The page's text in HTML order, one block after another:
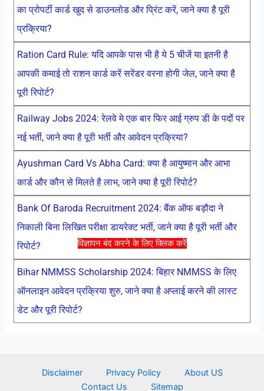
विज्ञापन बंद करने के लिए क्लिक करें
का प्रोपर्टी कार्ड खुद से डाउनलोड और प्रिंट करें, जाने क्या है पूरी
प्रक्रिया?
Ration Card Rule: यदि आपके पास भी है ये 5 चीजें या इतनी है
आपकी कमाई तो राशन कार्ड करें सरेंडर वरना होगी जेल, जाने क्या है
पूरी रिपोर्ट?
Railway Jobs 2024: रेलवे मे एक बार फिर आई ग्रुप डी के पदों पर
नई भर्ती, जाने क्या है पूरी भर्ती और आवेदन प्रक्रिया?
Ayushman Card Vs Abha Card: क्या है आयुष्मान और आभा
कार्ड और कौन से मिलते है लाभ, जाने क्या है पूरी रिपोर्ट?
Bank Of Baroda Recruitment 2024: बैंक ऑफ बड़ौदा ने
निकाली बिना लिखित परीक्षा डायरेक्ट भर्ती, जाने क्या है पूरी भर्ती और
रिपोर्ट?
Bihar NMMSS Scholarship 2024: बिहार NMMSS के लिए
ऑनलाइन आवेदन प्रक्रिया शुरु, जाने क्या है अप्लाई करने की लास्ट
डेट और पूरी रिपोर्ट?
Disclaimer Privacy Policy
About US
Contact Us
Sitemap